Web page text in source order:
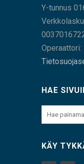
Y-tunnus
Operaattori:
HAE
KÄY